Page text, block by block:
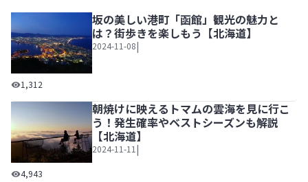
坂の美しい港町「函館」観光の魅力とは？街歩きを楽しも
1,312
坂の美しい港町「函館」観光の魅力と
は？街歩きを楽しもう【北海道】
2024-11-08|
朝焼けに映えるトマムの雲海を見に行こう！発生確率やベ
4,943
朝焼けに映えるトマムの雲海を見に行こ
う！発生確率やベストシーズンも解説
【北海道】
2024-11-11 |